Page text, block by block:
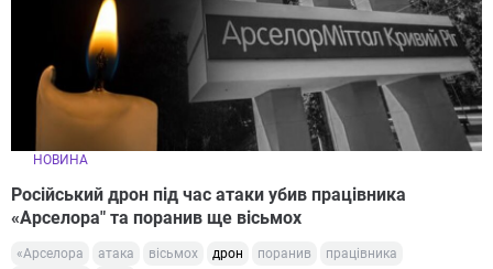
НОВИНА
Російський дрон під час атаки убив працівника
«Арселора" та поранив ще вісьмох
«Арселора атака вісьмох дрон поранив
працівника